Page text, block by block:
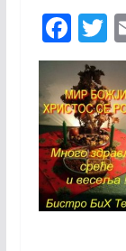
F
ac
e
b
o
o
k
T